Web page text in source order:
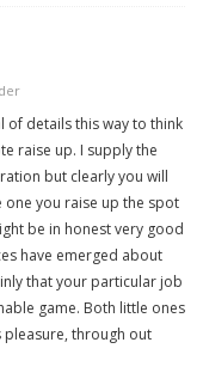
of details this way to think
raise up. I supply the
but clearly you will
you raise up the spot
be in honest very good
have emerged about
that your particular job
game. Both little ones
pleasure, through out